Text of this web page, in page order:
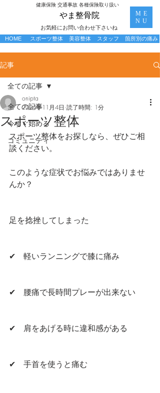
お気軽にお問い合わせ下さいね
​やま整骨院
​健康保険 交通事故 各種保険取り扱い
ME
NU
スポーツ整体 美容整体 箇所別の痛み
HOME スタッフ
記事
全ての記事
今すぐ始める
コミュニティ
全ての記事
スポーツ整体
onipta
2024年11月4日 読了時間: 1分
スポーツ整体をお探しなら、ぜひご相
談ください。
このような症状でお悩みではありませ
んか？
足を捻挫してしまった
✔︎　軽いランニングで膝に痛み
✔︎　腰痛で長時間プレーが出来ない
✔︎　肩をあげる時に違和感がある
✔︎　手首を使うと痛む